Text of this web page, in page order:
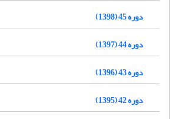
دوره 45 (1398)
دوره 44 (1397)
دوره 43 (1396)
دوره 42 (1395)